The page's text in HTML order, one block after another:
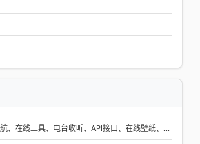
站长聚集站_技术导航、在线工具、电台收听、API接口、在线壁纸、公众号、小程序、小游戏、软件应用等，打造网站交流和展示平台 - 一站式资源平台